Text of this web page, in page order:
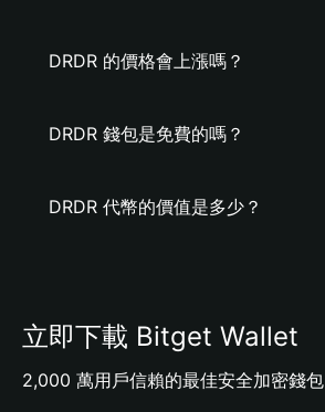
DRDR 的價格會上漲嗎？
DRDR 錢包是免費的嗎？
DRDR 代幣的價值是多少？
立即下載 Bitget Wallet
2,000 萬用戶信賴的最佳安全加密錢包